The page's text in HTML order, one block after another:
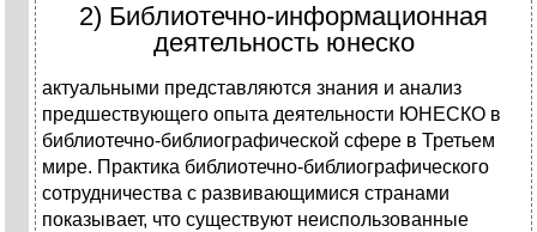
2) Библиотечно-информационная
деятельность юнеско
актуальными представляются знания и анализ
предшествующего опыта деятельности ЮНЕСКО в
библиотечно-библиографической сфере в Третьем
мире. Практика библиотечно-библиографического
сотрудничества с развивающимися странами
показывает, что существуют неиспользованные